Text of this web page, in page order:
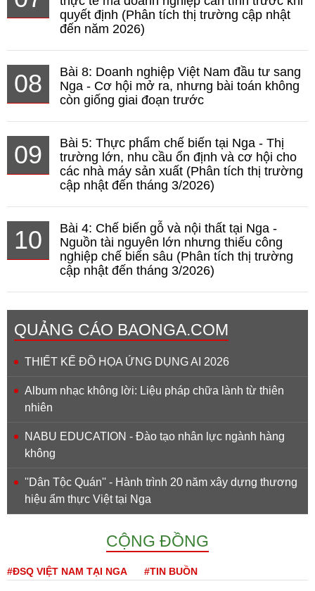
quyết định (Phân tích thị trường cập nhật
đến năm 2026)
08
Bài 8: Doanh nghiệp Việt Nam đầu tư sang
Nga - Cơ hội mở ra, nhưng bài toán không
còn giống giai đoạn trước
09
Bài 5: Thực phẩm chế biến tại Nga - Thị
trường lớn, nhu cầu ổn định và cơ hội cho
các nhà máy sản xuất (Phân tích thị trường
cập nhật đến tháng 3/2026)
10
Bài 4: Chế biến gỗ và nội thất tại Nga -
Nguồn tài nguyên lớn nhưng thiếu công
nghiệp chế biến sâu (Phân tích thị trường
cập nhật đến tháng 3/2026)
QUẢNG CÁO BAONGA.COM
THIẾT KẾ ĐỒ HỌA ỨNG DỤNG AI 2026
Album nhạc không lời: Liệu pháp chữa lành từ thiên
nhiên
NABU EDUCATION - Đào tạo nhân lực ngành hàng
không
''Dân Tộc Quán'' - Hành trình 20 năm xây dựng thương
hiệu ẩm thực Việt tại Nga
CỘNG ĐỒNG
#ĐSQ VIỆT NAM TẠI NGA #TIN BUỒN